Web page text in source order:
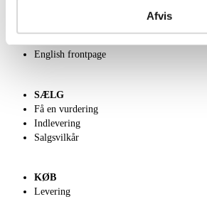
Afvis
English frontpage
SÆLG
Få en vurdering
Indlevering
Salgsvilkår
KØB
Levering